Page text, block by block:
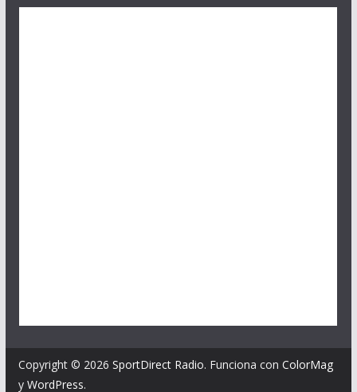
Copyright © 2026 SportDirect Radio. Funciona con ColorMag
y WordPress.